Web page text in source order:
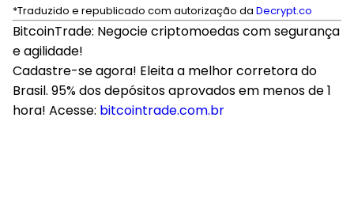
*Traduzido e republicado com autorização da Decrypt.co
BitcoinTrade: Negocie criptomoedas com segurança
e agilidade!
Cadastre-se agora! Eleita a melhor corretora do
Brasil. 95% dos depósitos aprovados em menos de 1
hora! Acesse: bitcointrade.com.br